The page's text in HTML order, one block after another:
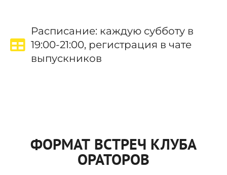
Расписание: каждую субботу в
19:00-21:00, регистрация в чате
выпускников
ФОРМАТ ВСТРЕЧ КЛУБА
ОРАТОРОВ